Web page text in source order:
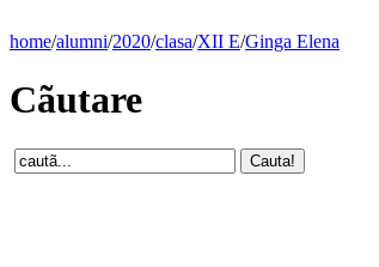
home/alumni/2020/clasa/XII E/Ginga Elena
Cãutare